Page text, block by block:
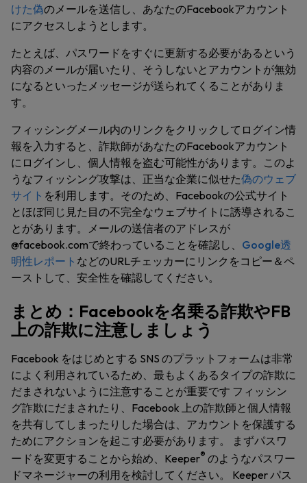
けた偽のメールを送信し、あなたのFacebookアカウント
にアクセスしようとします。
たとえば、パスワードをすぐに更新する必要があるという
内容のメールが届いたり、そうしないとアカウントが無効
になるといったメッセージが送られてくることがありま
す。
フィッシングメール内のリンクをクリックしてログイン情
報を入力すると、詐欺師があなたのFacebookアカウント
にログインし、個人情報を盗む可能性があります。このよ
うなフィッシング攻撃は、正当な企業に似せた偽のウェブ
サイト を利用します。そのため、Facebookの公式サイト
とほぼ同じ見た目の不完全なウェブサイトに誘導されるこ
とがあります。メールの送信者のアドレスが
@facebook.comで終わっていることを確認し、 Google透
明性レポート などのURLチェッカーにリンクをコピー＆ペ
ーストして、安全性を確認してください。
まとめ：Facebookを名乗る詐欺やFB
上の詐欺に注意しましょう
Facebook をはじめとする SNS のプラットフォームは非常
によく利用されているため、最もよくあるタイプの詐欺に
だまされないように注意することが重要です フィッシン
グ詐欺にだまされたり、Facebook 上の詐欺師と個人情報
を共有してしまったりした場合は、アカウントを保護する
ためにアクションを起こす必要があります。 まずパスワ
ードを変更することから始め、Keeper® のようなパスワー
ドマネージャーの利用を検討してください。 Keeper パス